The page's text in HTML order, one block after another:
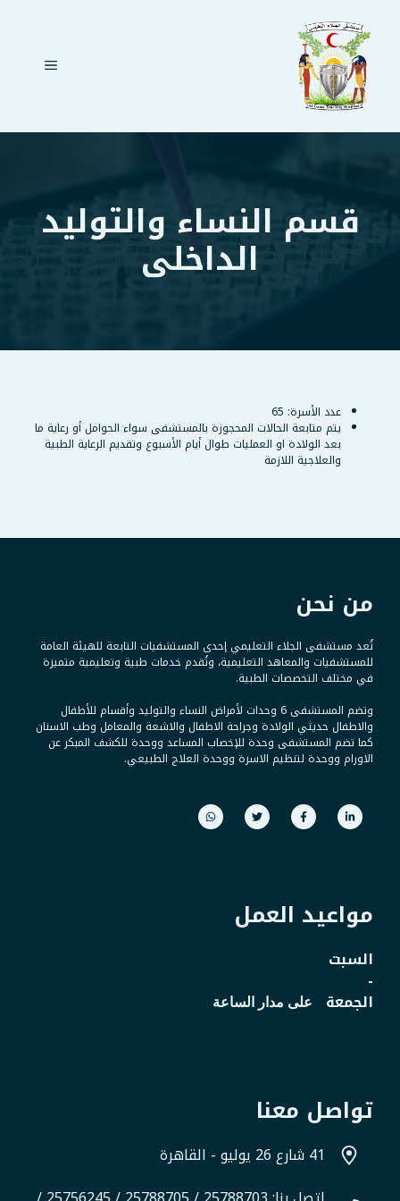
المحتوى
القائمة
قسم النساء والتوليد
الداخلى
عدد الأسرة: 65
يتم متابعة الحالات المحجوزة بالمستشفى سواء الحوامل أو رعاية ما
بعد الولادة او العمليات طوال أيام الأسبوع وتقديم الرعاية الطبية
والعلاجية اللازمة
من نحن
تُعد مستشفى الجلاء التعليمي إحدى المستشفيات التابعة للهيئة العامة
للمستشفيات والمعاهد التعليمية، وتُقدم خدمات طبية وتعليمية متميزة
في مختلف التخصصات الطبية.
وتضم المستشفى 6 وحدات لأمراض النساء والتوليد وأقسام للأطفال
والاطفال حديثي الولادة وجراحة الاطفال والاشعة والمعامل وطب الاسنان
كما تضم المستشفى وحدة للإخصاب المساعد ووحدة للكشف المبكر عن
الاورام ووحدة لتنظيم الاسرة ووحدة العلاج الطبيعي.
مواعيد العمل
السبت
-
الجمعة على مدار الساعة
تواصل معنا
41 شارع 26 يوليو - القاهرة